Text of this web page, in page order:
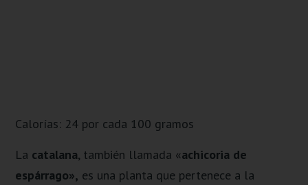
Calorías: 24 por cada 100 gramos
La catalana, también llamada «achicoria de
espárrago», es una planta que pertenece a la